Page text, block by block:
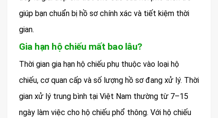
giúp bạn chuẩn bị hồ sơ chính xác và tiết kiệm thời
gian.
Gia hạn hộ chiếu mất bao lâu?
Thời gian gia hạn hộ chiếu phụ thuộc vào loại hộ
chiếu, cơ quan cấp và số lượng hồ sơ đang xử lý. Thời
gian xử lý trung bình tại Việt Nam thường từ 7–15
ngày làm việc cho hộ chiếu phổ thông. Với hộ chiếu